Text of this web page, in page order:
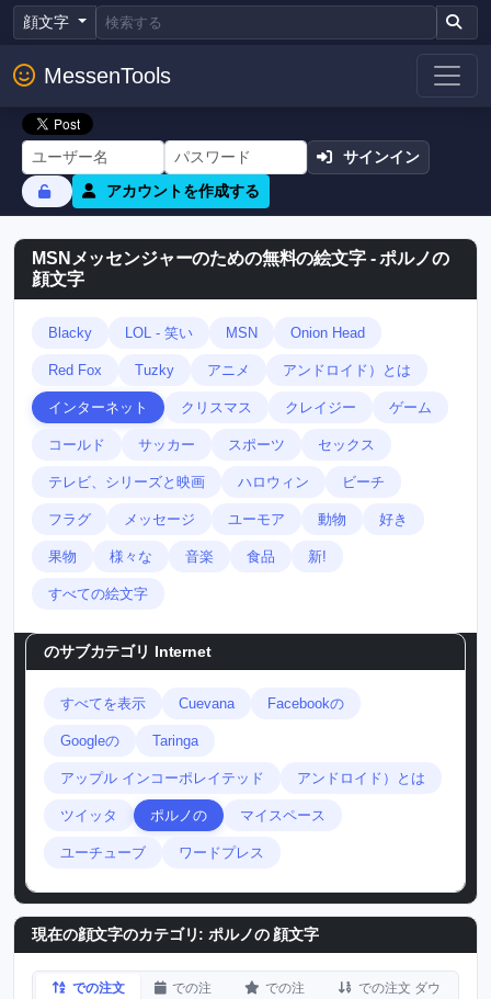
顔文字
MessenTools
サインイン
アカウントを作成する
MSNメッセンジャーのための無料の絵文字 - ポルノの
顔文字
Blacky LOL - 笑い MSN Onion Head
Red Fox Tuzky アニメ アンドロイド）とは
インターネット クリスマス クレイジー ゲーム
コールド サッカー スポーツ セックス
テレビ、シリーズと映画 ハロウィン ビーチ
フラグ メッセージ ユーモア 動物 好き
果物 様々な 音楽 食品 新!
すべての絵文字
のサブカテゴリ Internet
すべてを表示 Cuevana Facebookの
Googleの Taringa
アップル インコーポレイテッド アンドロイド）とは
ツイッタ ポルノの マイスペース
ユーチューブ ワードプレス
現在の顔文字のカテゴリ: ポルノの 顔文字
での注文
での注
での注
での注文 ダウ